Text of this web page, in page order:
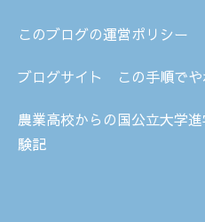
このブログの運営ポリシー
ブログサイト この手順でや
農業高校からの国公立大学
験記